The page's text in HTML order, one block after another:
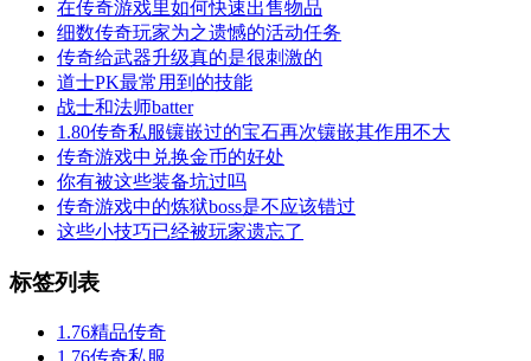
在传奇游戏里如何快速出售物品
细数传奇玩家为之遗憾的活动任务
传奇给武器升级真的是很刺激的
道士PK最常用到的技能
战士和法师batter
1.80传奇私服镶嵌过的宝石再次镶嵌其作用不大
传奇游戏中兑换金币的好处
你有被这些装备坑过吗
传奇游戏中的炼狱boss是不应该错过
这些小技巧已经被玩家遗忘了
标签列表
1.76精品传奇
1.76传奇私服